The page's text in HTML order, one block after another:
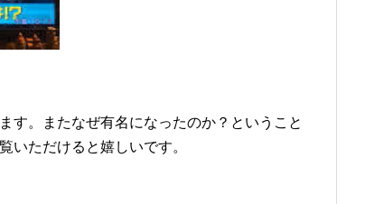
す。またなぜ有名になったのか？ということ
いただけると嬉しいです。